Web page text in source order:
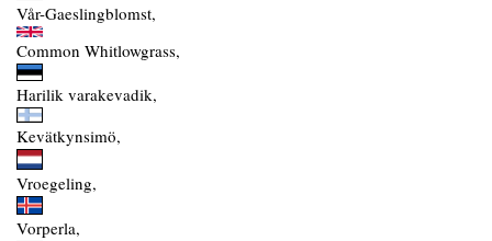
Vår-Gaeslingblomst,
Common Whitlowgrass,
Harilik varakevadik,
Kevätkynsimö,
Vroegeling,
Vorperla,